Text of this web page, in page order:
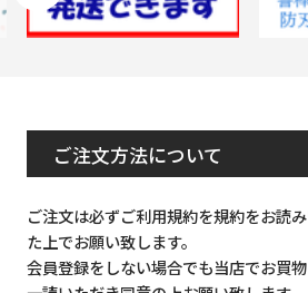
ご注文方法について
ご注文は必ずご利用規約を規約をお読
た上でお願い致します。
会員登録をしない場合でも当店でお買